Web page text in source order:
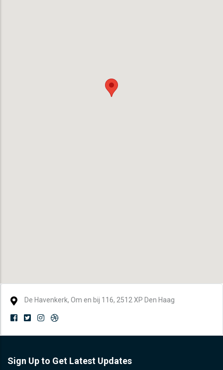
De Havenkerk, Om en bij 116, 2512 XP Den Haag
Sign Up to Get Latest Updates